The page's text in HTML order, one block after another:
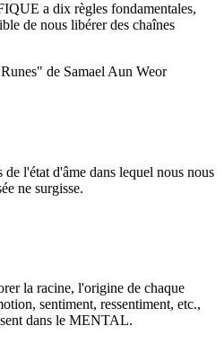
a dix règles fondamentales,
de nous libérer des chaînes
de Samael Aun Weor
l'état d'âme dans lequel nous nous
ne surgisse.
la racine, l'origine de chaque
sentiment, ressentiment, etc.,
dans le MENTAL.